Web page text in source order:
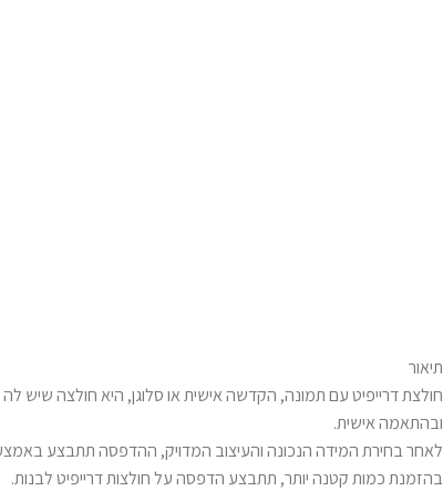
תיאור
חולצת דרייפיט עם תמונה, הקדשה אישית או סלוגן, היא חולצה שיש
ובהתאמה אישית.
בהזמנת כמות קטנה יותר, תתבצע הדפסה על חולצות דרייפיט לבנות.